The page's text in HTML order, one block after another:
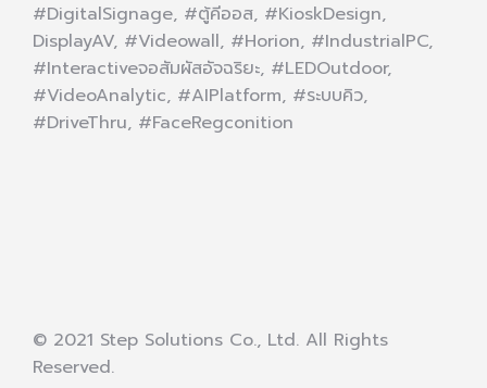
#DigitalSignage, #ตู้คีออส, #KioskDesign,
DisplayAV, #Videowall, #Horion, #IndustrialPC,
#Interactiveจอสัมผัสอัจฉริยะ, #LEDOutdoor,
#VideoAnalytic, #AIPlatform, #ระบบคิว,
#DriveThru, #FaceRegconition
© 2021 Step Solutions Co., Ltd. All Rights
Reserved.